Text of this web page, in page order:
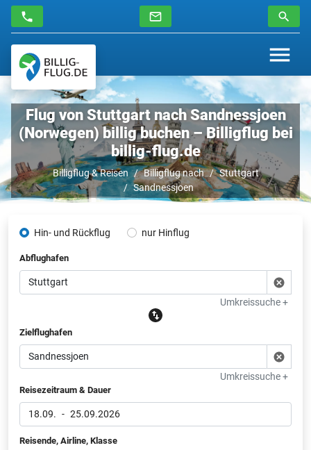
Flug von Stuttgart nach Sandnessjoen
(Norwegen) billig buchen – Billigflug bei
billig-flug.de
Billigflug & Reisen Billigflug nach
Stuttgart
Sandnessjoen
Hin- und Rückflug nur Hinflug
Abflughafen
Umkreissuche +
Zielflughafen
Umkreissuche +
Reisezeitraum & Dauer
18.09. - 25.09.2026
Reisende, Airline, Klasse